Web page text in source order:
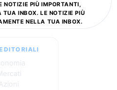
NOTIZIE PIÙ IMPORTANTI,
TUA INBOX. LE NOTIZIE PIÙ
NELLA TUA INBOX.